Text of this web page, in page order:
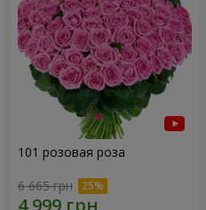
101 розовая роза
6 665 грн